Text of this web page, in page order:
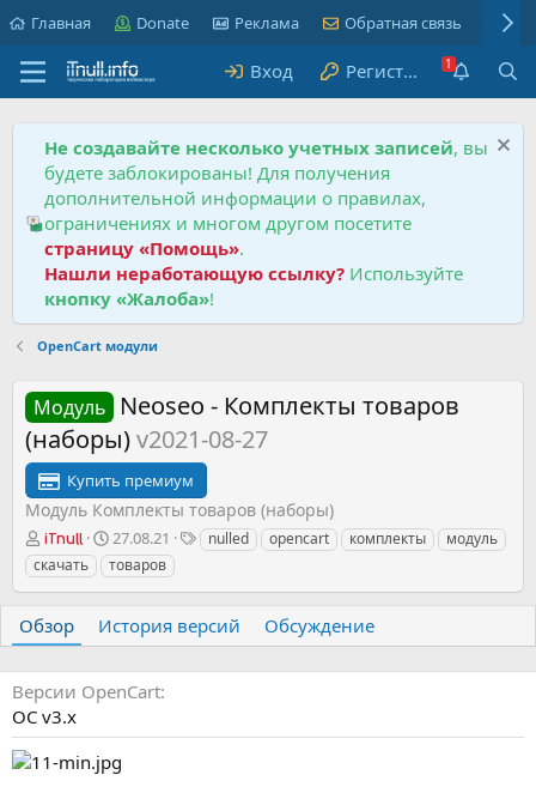
Главная Donate Реклама Обратная связь
Вход Регистрация
Не создавайте несколько учетных записей, вы
будете заблокированы! Для получения
дополнительной информации о правилах,
ограничениях и многом другом посетите
страницу «Помощь».
Нашли неработающую ссылку? Используйте
кнопку «Жалоба»!
OpenCart модули
Модуль
Neoseo - Комплекты товаров
(наборы)v2021-08-27
Купить премиум
Модуль Комплекты товаров (наборы)
А
в
т
р
iTnull
Д
а
т
с
о
д
я
27.08.21
Т nulled opencart комплекты
модуль
скачать
товаров
Обзор История версий Обсуждение
Версии OpenCart
OC v3.х